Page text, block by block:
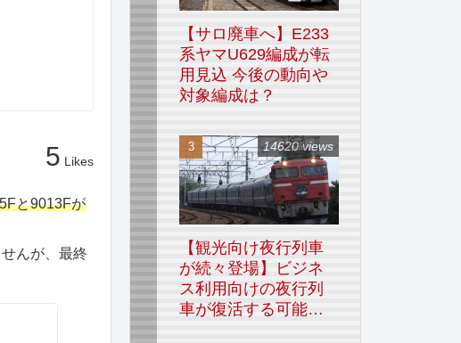
5 Likes
と9013Fが
んが、最終
【サロ廃車へ】E233
系ヤマU629編成が転
用見込 今後の動向や
対象編成は？
【観光向け夜行列車
が続々登場】ビジネ
ス利用向けの夜行列
車が復活する可能性
14620 views